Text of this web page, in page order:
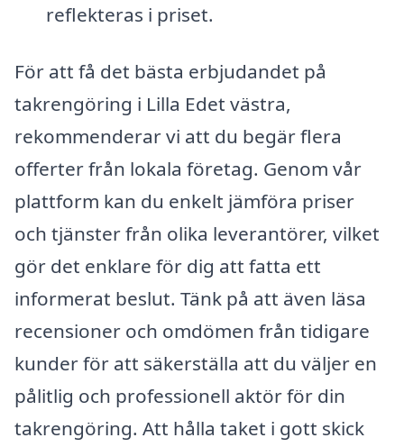
reflekteras i priset.
För att få det bästa erbjudandet på
takrengöring i Lilla Edet västra,
rekommenderar vi att du begär flera
offerter från lokala företag. Genom vår
plattform kan du enkelt jämföra priser
och tjänster från olika leverantörer, vilket
gör det enklare för dig att fatta ett
informerat beslut. Tänk på att även läsa
recensioner och omdömen från tidigare
kunder för att säkerställa att du väljer en
pålitlig och professionell aktör för din
takrengöring. Att hålla taket i gott skick